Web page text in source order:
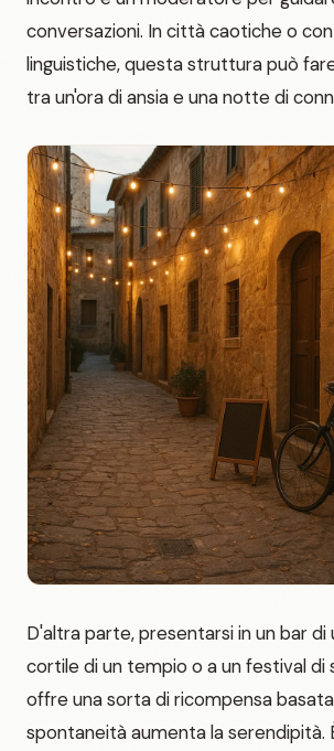
conversazioni. In città caotiche o
linguistiche, questa struttura può
tra un'ora di ansia e una notte di
D'altra parte, presentarsi in un bar di
cortile di un tempio o a un festival di
offre una sorta di ricompensa basata
spontaneità aumenta la serendipità.